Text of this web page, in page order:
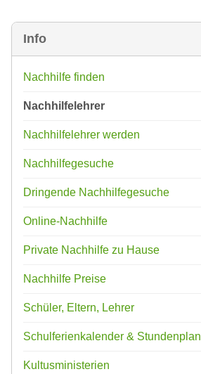
Info
Nachhilfe finden
Nachhilfelehrer
Nachhilfelehrer werden
Nachhilfegesuche
Dringende Nachhilfegesuche
Online-Nachhilfe
Private Nachhilfe zu Hause
Nachhilfe Preise
Schüler, Eltern, Lehrer
Schulferienkalender & Stundenplan
Kultusministerien